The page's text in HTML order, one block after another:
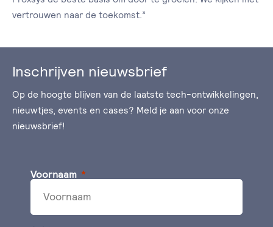
vertrouwen naar de toekomst.”
Inschrijven nieuwsbrief
Op de hoogte blijven van de laatste tech-ontwikkelingen,
nieuwtjes, events en cases? Meld je aan voor onze
nieuwsbrief!
Voornaam